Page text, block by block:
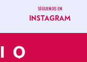
SÍGUENOS EN
INSTAGRAM